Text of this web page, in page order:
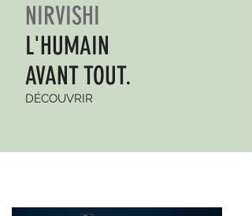
NIRVISHI
L'HUMAIN
AVANT TOUT.
DÉCOUVRIR